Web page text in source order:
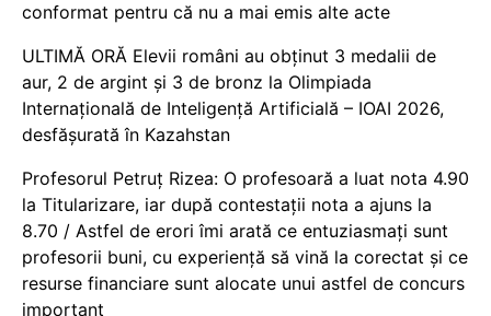
conformat pentru că nu a mai emis alte acte
ULTIMĂ ORĂ Elevii români au obținut 3 medalii de
aur, 2 de argint și 3 de bronz la Olimpiada
Internațională de Inteligență Artificială – IOAI 2026,
desfășurată în Kazahstan
Profesorul Petruț Rizea: O profesoară a luat nota 4.90
la Titularizare, iar după contestații nota a ajuns la
8.70 / Astfel de erori îmi arată ce entuziasmați sunt
profesorii buni, cu experiență să vină la corectat și ce
resurse financiare sunt alocate unui astfel de concurs
important